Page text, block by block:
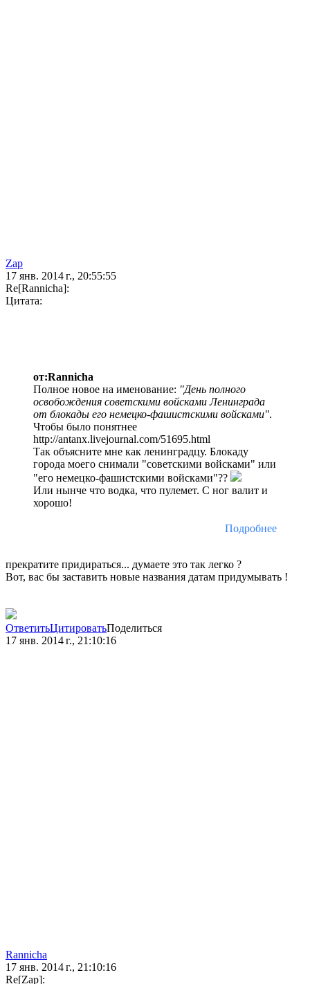
Zap
17 янв. 2014 г., 20:55:55
Re[Rannicha]:
Цитата:
от:Rannicha
Полное новое на именование: "День полного
освобождения советскими войсками Ленинграда
от блокады его немецко-фашистскими войсками".
Чтобы было понятнее
http://antanx.livejournal.com/51695.html
Так объясните мне как ленинградцу. Блокаду
города моего снимали "советскими войсками" или
"его немецко-фашистскими войсками"??
Или нынче что водка, что пулемет. С ног валит и
хорошо!
Подробнее
прекратите придираться... думаете это так легко ?
Вот, вас бы заставить новые названия датам придумывать !
ОтветитьЦитироватьПоделиться
17 янв. 2014 г., 21:10:16
Rannicha
17 янв. 2014 г., 21:10:16
Re[Zap]: